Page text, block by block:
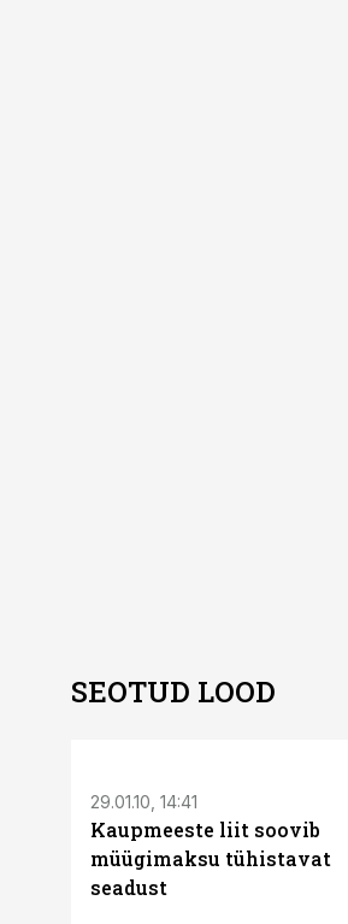
SEOTUD LOOD
29.01.10, 14:41
Kaupmeeste liit soovib
müügimaksu tühistavat
seadust